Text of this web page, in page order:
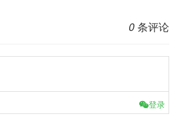
0 条评论
登录